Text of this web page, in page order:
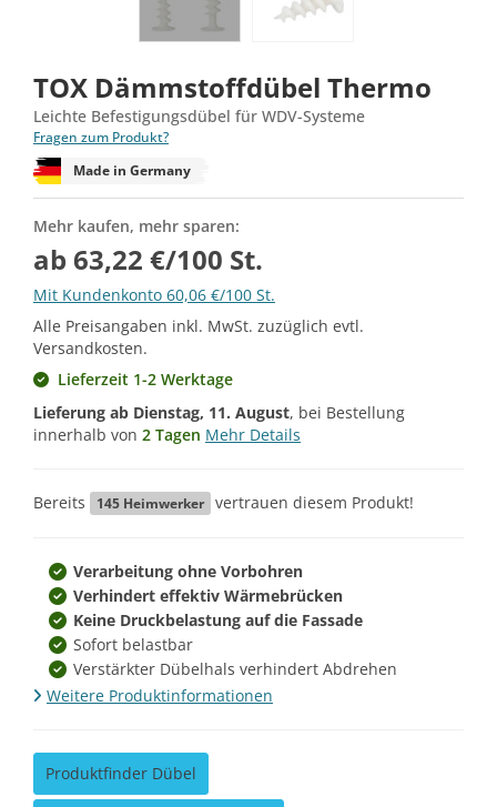
TOX Dämmstoffdübel Thermo
Leichte Befestigungsdübel für WDV-Systeme
Fragen zum Produkt?
Made in Germany
Mehr kaufen, mehr sparen:
ab 63,22 €/100 St.
Mit Kundenkonto 60,06 €/100 St.
Alle Preisangaben inkl. MwSt. zuzüglich evtl.
Versandkosten.
Lieferzeit 1-2 Werktage
Lieferung ab Dienstag, 11. August, bei Bestellung
innerhalb von 2 Tagen Mehr Details
Bereits 145 Heimwerker vertrauen diesem Produkt!
Verarbeitung ohne Vorbohren
Verhindert effektiv Wärmebrücken
Keine Druckbelastung auf die Fassade
Sofort belastbar
Verstärkter Dübelhals verhindert Abdrehen
Weitere Produktinformationen
Produktfinder Dübel